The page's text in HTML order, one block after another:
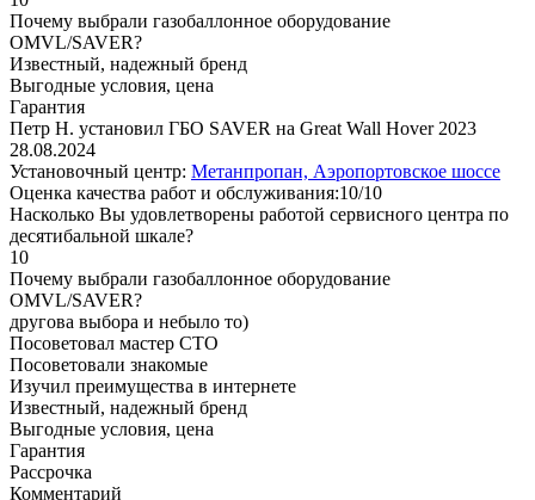
Почему выбрали газобаллонное оборудование
OMVL/SAVER?
Известный, надежный бренд
Выгодные условия, цена
Гарантия
Петр Н. установил ГБО SAVER на Great Wall Hover 2023
28.08.2024
Установочный центр: Метанпропан, Аэропортовское шоссе
Оценка качества работ и обслуживания:10/10
Насколько Вы удовлетворены работой сервисного центра по
десятибальной шкале?
10
Почему выбрали газобаллонное оборудование
OMVL/SAVER?
другова выбора и небыло то)
Посоветовал мастер СТО
Посоветовали знакомые
Изучил преимущества в интернете
Известный, надежный бренд
Выгодные условия, цена
Гарантия
Рассрочка
Комментарий